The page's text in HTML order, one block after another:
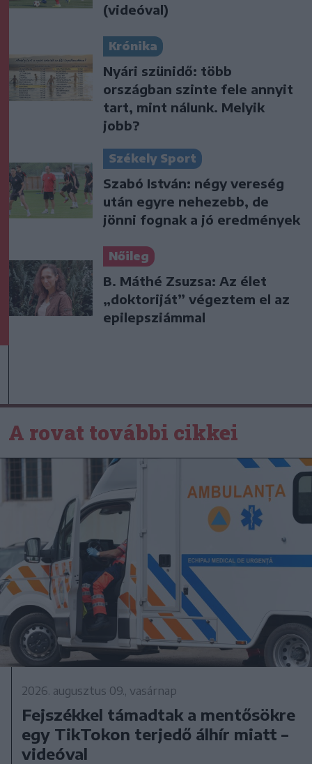
(videóval)
Krónika
Nyári szünidő: több
országban szinte fele annyit
tart, mint nálunk. Melyik
jobb?
Székely Sport
Szabó István: négy vereség
után egyre nehezebb, de
jönni fognak a jó eredmények
Nőileg
B. Máthé Zsuzsa: Az élet
„doktoriját” végeztem el az
epilepsziámmal
A rovat további cikkei
2026. augusztus 09., vasárnap
Fejszékkel támadtak a mentősökre
egy TikTokon terjedő álhír miatt –
videóval